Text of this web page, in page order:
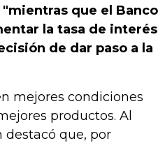
"mientras que el Banco
la tasa de interés
de dar paso a la
mejores condiciones
productos. Al
destacó que, por